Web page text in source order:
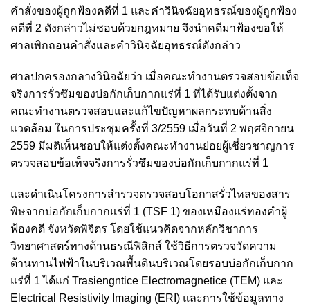
คำสั่งของผู้ถูกฟ้องคดีที่ 1 และคำวินิจฉัยอุทธรณ์ของผู้ถูกฟ้อง
คดีที่ 2 ดังกล่าวไม่ชอบด้วยกฎหมาย จึงนำคดีมาฟ้องขอให้
ศาลเพิกถอนคำสั่งและคำวินิจฉัยอุทธรณ์ดังกล่าว
ศาลปกครองกลางวินิจฉัยว่า เมื่อคณะทำงานตรวจสอบข้อเท็จ
จริงการรั่วซึมของบ่อกักเก็บกากแร่ที่ 1 ที่ได้รับแต่งตั้งจาก
คณะทำงานตรวจสอบและแก้ไขปัญหาผลกระทบด้านสิ่ง
แวดล้อม ในการประชุมครั้งที่ 3/2559 เมื่อวันที่ 2 พฤศจิกายน
2559 มีมติเห็นชอบให้แต่งตั้งคณะทำงานย่อยผู้เชี่ยวชาญการ
ตรวจสอบข้อเท็จจริงการรั่วซึมของบ่อกักเก็บกากแร่ที่ 1
และดำเนินโครงการสำรวจตรวจสอบโอกาสรั่วไหลของสาร
พิษจากบ่อกักเก็บกากแร่ที่ 1 (TSF 1) ของเหมืองแร่ทองคำผู้
ฟ้องคดี จังหวัดพิจิตร โดยใช้แนวคิดจากหลักวิชาการ
วิทยาศาสตร์ทางด้านธรณีฟิสิกส์ ใช้วิธีการตรวจวัดความ
ต้านทานไฟฟ้าในบริเวณพื้นดินบริเวณโดยรอบบ่อกักเก็บกาก
แร่ที่ 1 ได้แก่ Trasiengntice Electromagnetice (TEM) และ
Electrical Resistivity Imaging (ERI) และการใช้ข้อมูลทาง